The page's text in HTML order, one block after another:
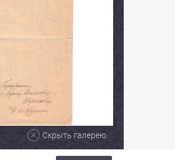
Скрыть галерею